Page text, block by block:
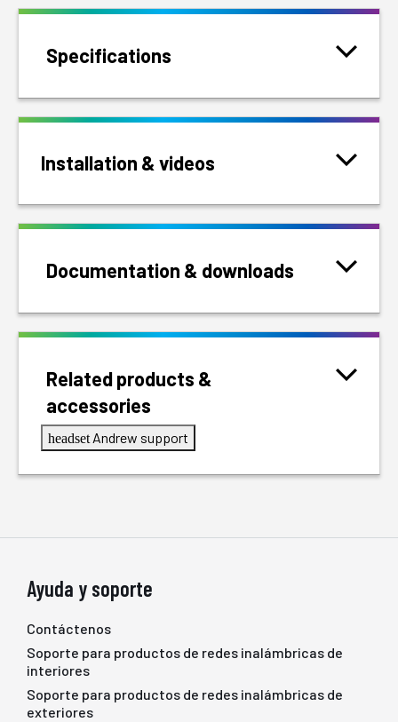
Specifications
Installation & videos
Documentation & downloads
Related products &
accessories
headset Andrew support
Ayuda y soporte
Contáctenos
Soporte para productos de redes inalámbricas de
interiores
Soporte para productos de redes inalámbricas de
exteriores